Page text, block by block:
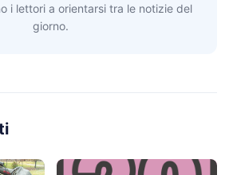
i lettori a orientarsi tra le notizie del
giorno.